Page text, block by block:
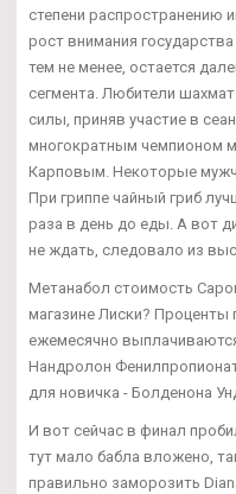
степени распространению
рост внимания
тем не менее, остается
сегмента. Любители
силы, приняв участие в
многократным чемпионом
Карповым. Некоторые
При гриппе чайный гриб
раза в день до еды. А вот
не ждать, следовало из
Метанабол стоимость
магазине Лиски?
ежемесячно
Нандролон
для новичка - Болденона
И вот сейчас в финал
тут мало бабла вложено,
правильно заморозить